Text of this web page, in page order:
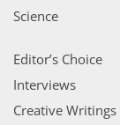
Science
Editor’s Choice
Interviews
Creative Writings